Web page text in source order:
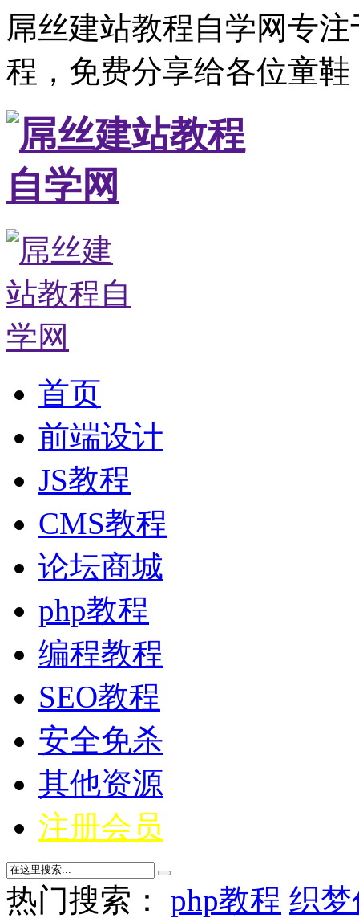
屌丝建站教程自学网专
程，免费分享给各位童
首页
前端设计
JS教程
CMS教程
论坛商城
php教程
编程教程
SEO教程
安全免杀
其他资源
注册会员
热门搜索： php教程 织